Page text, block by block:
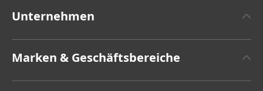
Unternehmen
Marken & Geschäftsbereiche